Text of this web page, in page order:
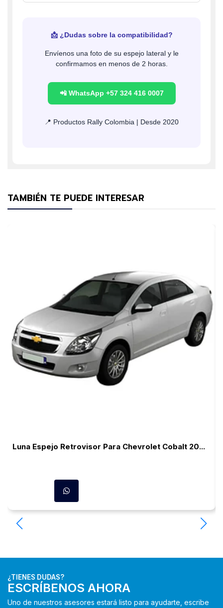
📩 ¿Dudas sobre la compatibilidad?
Envíenos una foto de su espejo lateral y le
confirmamos en menos de 2 horas.
📲 WhatsApp +57 324 416 0007
📍 Productos Rally Colombia | Desde 2020
TAMBIÉN TE PUEDE INTERESAR
Luna Espejo Retrovisor Para Chevrolet Cobalt 20...
¿TIENES DUDAS?
ESCRÍBENOS AHORA
Uno de nuestros asesores estará listo para ayudarte, escribe